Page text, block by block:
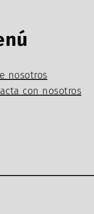
nosotros
con nosotros